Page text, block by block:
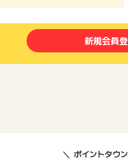
新規会員
ポイントタウ